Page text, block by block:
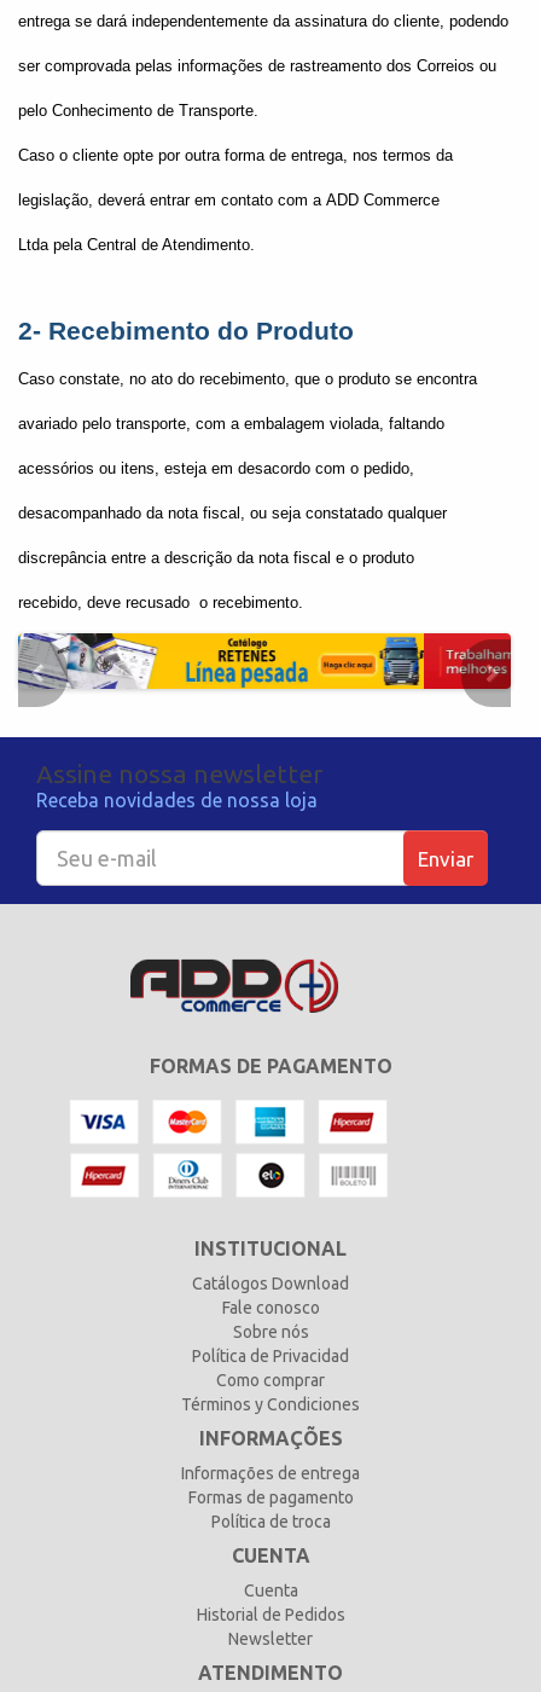
entrega se dará independentemente da assinatura do cliente, podendo
ser comprovada pelas informações de rastreamento dos Correios ou
pelo Conhecimento de Transporte.
Caso o cliente opte por outra forma de entrega, nos termos da
legislação, deverá entrar em contato com a ADD Commerce
Ltda pela Central de Atendimento.
2- Recebimento do Produto
Caso constate, no ato do recebimento, que o produto se encontra
avariado pelo transporte, com a embalagem violada, faltando
acessórios ou itens, esteja em desacordo com o pedido,
desacompanhado da nota fiscal, ou seja constatado qualquer
discrepância entre a descrição da nota fiscal e o produto
recebido, deve recusado o recebimento.
Assine nossa newsletter
Receba novidades de nossa loja
Enviar
FORMAS DE PAGAMENTO
INSTITUCIONAL
Catálogos Download
Fale conosco
Sobre nós
Política de Privacidad
Como comprar
Términos y Condiciones
INFORMAÇÕES
Informações de entrega
Formas de pagamento
Política de troca
CUENTA
Cuenta
Historial de Pedidos
Newsletter
ATENDIMENTO